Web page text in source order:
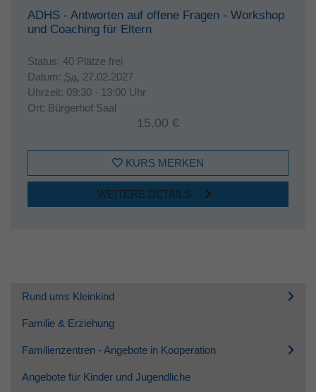
ADHS - Antworten auf offene Fragen - Workshop
und Coaching für Eltern
Status: 40 Plätze frei
Datum: Sa. 27.02.2027
Uhrzeit: 09:30 - 13:00 Uhr
Ort: Bürgerhof Saal
15,00 €
KURS MERKEN
WEITERE DETAILS
Rund ums Kleinkind
Familie & Erziehung
Familienzentren - Angebote in Kooperation
Angebote für Kinder und Jugendliche